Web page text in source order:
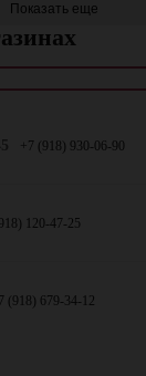
Показать еще
+7 (918) 930-06-90
120-47-25
(918) 679-34-12